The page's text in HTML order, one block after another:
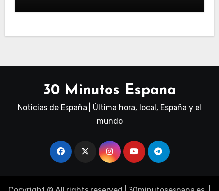
30 Minutos Espana
Noticias de España | Última hora, local, España y el
mundo